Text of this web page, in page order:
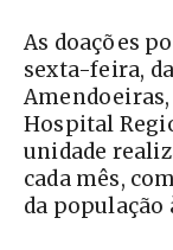
As doações
sexta-feira,
Hospital
unidade
cada mês,
da população